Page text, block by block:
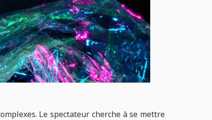
Le spectateur cherche à se mettre